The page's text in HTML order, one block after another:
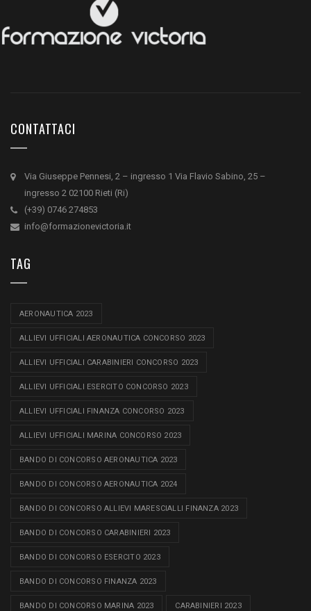
CONTATTACI
Via Giuseppe Pennesi, 2 – ingresso 1 Via Flavio Sabino, 25 –
ingresso 2 02100 Rieti (Ri)
(+39) 0746 274853
info@formazionevictoria.it
TAG
AERONAUTICA 2023
ALLIEVI UFFICIALI AERONAUTICA CONCORSO 2023
ALLIEVI UFFICIALI CARABINIERI CONCORSO 2023
ALLIEVI UFFICIALI ESERCITO CONCORSO 2023
ALLIEVI UFFICIALI FINANZA CONCORSO 2023
ALLIEVI UFFICIALI MARINA CONCORSO 2023
BANDO DI CONCORSO AERONAUTICA 2023
BANDO DI CONCORSO AERONAUTICA 2024
BANDO DI CONCORSO ALLIEVI MARESCIALLI FINANZA 2023
BANDO DI CONCORSO CARABINIERI 2023
BANDO DI CONCORSO ESERCITO 2023
BANDO DI CONCORSO FINANZA 2023
BANDO DI CONCORSO MARINA 2023 CARABINIERI 2023